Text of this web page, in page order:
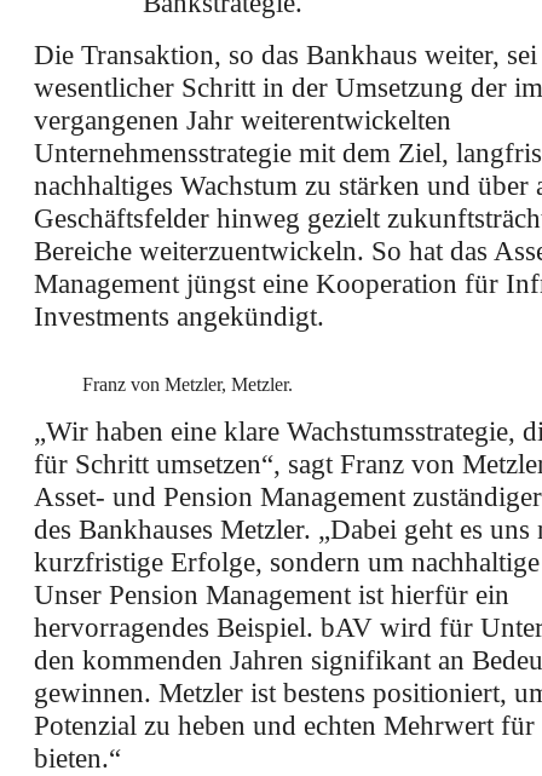
Die Transaktion, so das Bankhaus weiter,
wesentlicher Schritt in der Umsetzung der im
vergangenen Jahr weiterentwickelten
Unternehmensstrategie mit dem Ziel,
nachhaltiges Wachstum zu stärken und über
Geschäftsfelder hinweg gezielt
Bereiche weiterzuentwickeln. So hat das
Management jüngst eine Kooperation für
Investments angekündigt.
Franz von Metzler, Metzler.
„Wir haben eine klare Wachstumsstrategie,
für Schritt umsetzen“, sagt Franz von
Asset- und Pension Management
des Bankhauses Metzler. „Dabei geht es
kurzfristige Erfolge, sondern um
Unser Pension Management ist hierfür ein
hervorragendes Beispiel. bAV wird für
den kommenden Jahren signifikant an
gewinnen. Metzler ist bestens positioniert,
Potenzial zu heben und echten Mehrwert
bieten.“